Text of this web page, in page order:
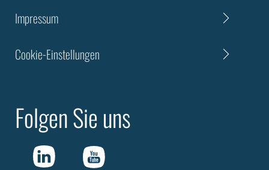
Impressum
Cookie-Einstellungen
Folgen Sie uns